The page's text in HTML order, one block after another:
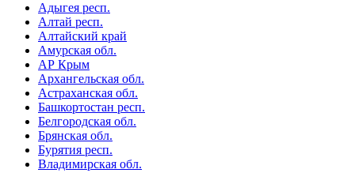
Адыгея респ.
Алтай респ.
Алтайский край
Амурская обл.
АР Крым
Архангельская обл.
Астраханская обл.
Башкортостан респ.
Белгородская обл.
Брянская обл.
Бурятия респ.
Владимирская обл.